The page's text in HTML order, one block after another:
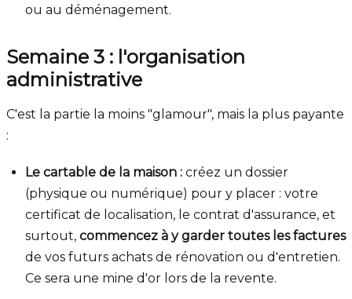
ou au déménagement.
Semaine 3 : l'organisation
administrative
C'est la partie la moins "glamour", mais la plus payante
:
Le cartable de la maison : créez un dossier
(physique ou numérique) pour y placer : votre
certificat de localisation, le contrat d'assurance, et
surtout, commencez à y garder toutes les factures
de vos futurs achats de rénovation ou d'entretien.
Ce sera une mine d'or lors de la revente.